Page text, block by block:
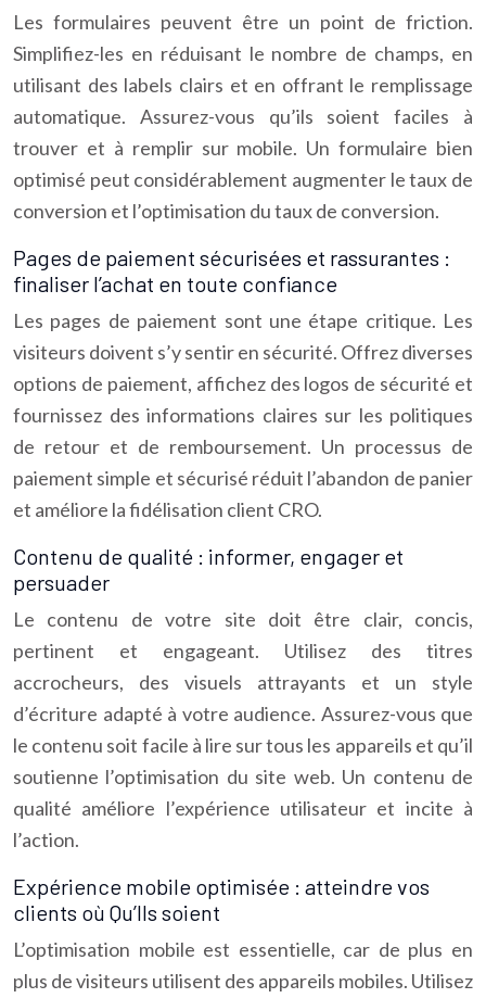
Les formulaires peuvent être un point de friction.
Simplifiez-les en réduisant le nombre de champs, en
utilisant des labels clairs et en offrant le remplissage
automatique. Assurez-vous qu’ils soient faciles à
trouver et à remplir sur mobile. Un formulaire bien
optimisé peut considérablement augmenter le taux de
conversion et l’optimisation du taux de conversion.
Pages de paiement sécurisées et rassurantes :
finaliser l’achat en toute confiance
Les pages de paiement sont une étape critique. Les
visiteurs doivent s’y sentir en sécurité. Offrez diverses
options de paiement, affichez des logos de sécurité et
fournissez des informations claires sur les politiques
de retour et de remboursement. Un processus de
paiement simple et sécurisé réduit l’abandon de panier
et améliore la fidélisation client CRO.
Contenu de qualité : informer, engager et
persuader
Le contenu de votre site doit être clair, concis,
pertinent et engageant. Utilisez des titres
accrocheurs, des visuels attrayants et un style
d’écriture adapté à votre audience. Assurez-vous que
le contenu soit facile à lire sur tous les appareils et qu’il
soutienne l’optimisation du site web. Un contenu de
qualité améliore l’expérience utilisateur et incite à
l’action.
Expérience mobile optimisée : atteindre vos
clients où Qu’Ils soient
L’optimisation mobile est essentielle, car de plus en
plus de visiteurs utilisent des appareils mobiles. Utilisez